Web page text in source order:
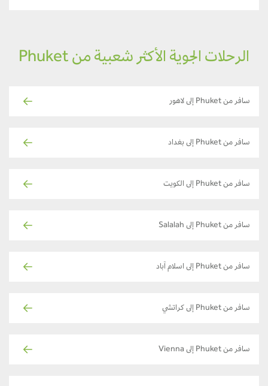
الرحلات الجوية الأكثر شعبية من Phuket
سافر من Phuket إلى لاهور
سافر من Phuket إلى بغداد
سافر من Phuket إلى الكويت
سافر من Phuket إلى Salalah
سافر من Phuket إلى اسلام آباد
سافر من Phuket إلى كراتشي
سافر من Phuket إلى Vienna